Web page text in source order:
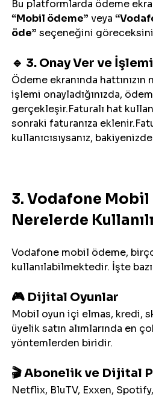
Bu platformlarda ödeme
“Mobil ödeme” veya
öde” seçeneğini
🔹 3. Onay Ver ve
Ödeme ekranında hattınızın
işlemi onayladığınızda,
gerçekleşir.Faturalı hat
sonraki faturanıza
kullanıcısıysanız,
3. Vodafone Mobil
Nerelerde
Vodafone mobil ödeme,
kullanılabilmektedir. İşte
🎮 Dijital Oyunlar
Mobil oyun içi elmas, kredi,
üyelik satın alımlarında en
yöntemlerden biridir.
🎬 Abonelik ve Dijital
Netflix, BluTV, Exxen,